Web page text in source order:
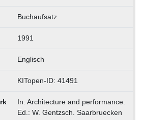
Buchaufsatz
1991
Englisch
KITopen-ID: 41491
In: Architecture and performance.
Ed.: W. Gentzsch. Saarbruecken